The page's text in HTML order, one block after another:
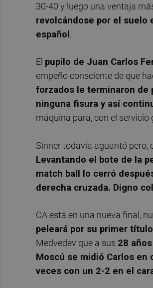
30-40 y luego una ventaja
revolcándose por el suelo
español.
El pupilo de Juan Carlos
empeño consciente de que
forzados le terminaron de
ninguna fisura y así
máquina para, con el
Sinner todavía aguantó pero,
Levantando el bote de la
match ball lo cerró
derecha cruzada. Digno
CA está en una nueva final,
peleará por su primer
Medvedev que a sus 28 años
Moscú se midió Carlos en
veces con un 2-2 en el